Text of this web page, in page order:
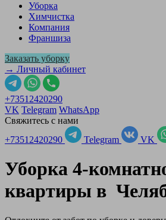
Уборка
Химчистка
Компания
Франшиза
Заказать уборку
→ Личный кабинет
+73512420290
VK Telegram WhatsApp
Свяжитесь с нами
+73512420290
Telegram VK
Уборка 4-
квартиры в